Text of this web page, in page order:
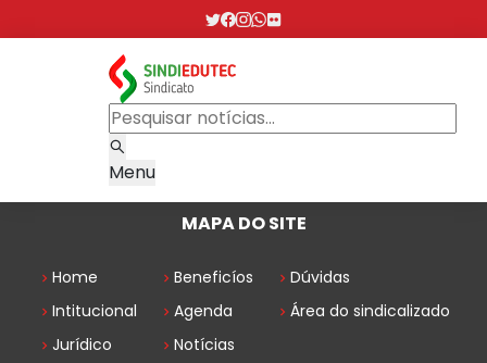
Menu
MAPA DO SITE
Home
Intitucional
Jurídico
Beneficíos
Agenda
Notícias
Dúvidas
Área do sindicalizado